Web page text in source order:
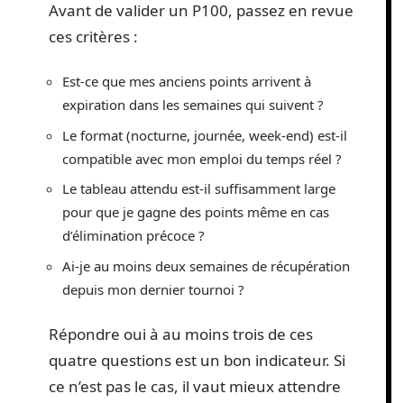
Avant de valider un P100, passez en revue
ces critères :
Est-ce que mes anciens points arrivent à
expiration dans les semaines qui suivent ?
Le format (nocturne, journée, week-end) est-il
compatible avec mon emploi du temps réel ?
Le tableau attendu est-il suffisamment large
pour que je gagne des points même en cas
d’élimination précoce ?
Ai-je au moins deux semaines de récupération
depuis mon dernier tournoi ?
Répondre oui à au moins trois de ces
quatre questions est un bon indicateur. Si
ce n’est pas le cas, il vaut mieux attendre